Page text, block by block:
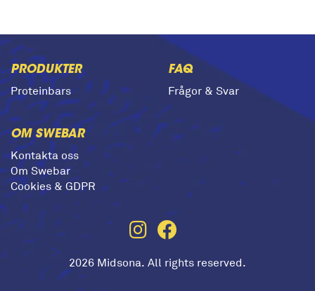
PRODUKTER
Proteinbars
FAQ
Frågor & Svar
OM SWEBAR
Kontakta oss
Om Swebar
Cookies & GDPR
2026 Midsona. All rights reserved.